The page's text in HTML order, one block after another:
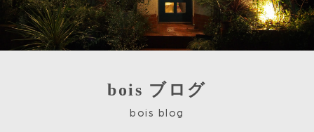
bois ブログ
bois blog